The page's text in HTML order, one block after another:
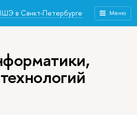
в Санкт-Петербурге Меню